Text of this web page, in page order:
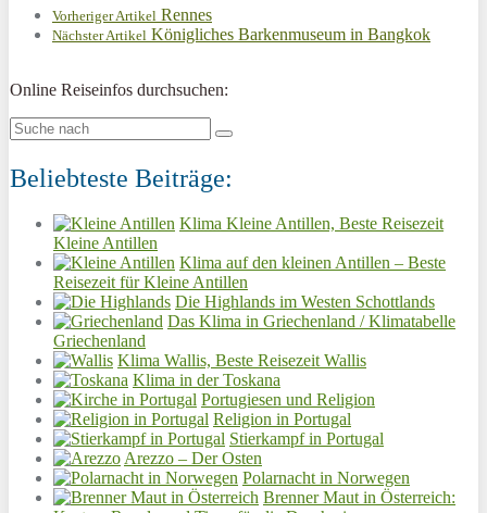
Vorheriger Artikel Rennes
Nächster Artikel Königliches Barkenmuseum in Bangkok
Online Reiseinfos durchsuchen:
Beliebteste Beiträge:
Klima Kleine Antillen, Beste Reisezeit
Kleine Antillen
Klima auf den kleinen Antillen – Beste
Reisezeit für Kleine Antillen
Die Highlands im Westen Schottlands
Das Klima in Griechenland / Klimatabelle
Griechenland
Klima Wallis, Beste Reisezeit Wallis
Klima in der Toskana
Portugiesen und Religion
Religion in Portugal
Stierkampf in Portugal
Arezzo – Der Osten
Polarnacht in Norwegen
Brenner Maut in Österreich: